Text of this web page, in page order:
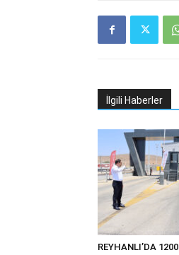
İlgili Haberler
REYHANLI’DA